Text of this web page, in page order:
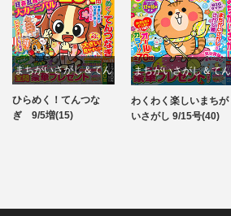
まちがいさがし＆てん
つなぎ
パズル
ひらめく！てんつな
ぎ 9/5増(15)
まちがいさがし＆てん
つなぎ
パズル
わくわく楽しいまちが
いさがし 9/15号(40)